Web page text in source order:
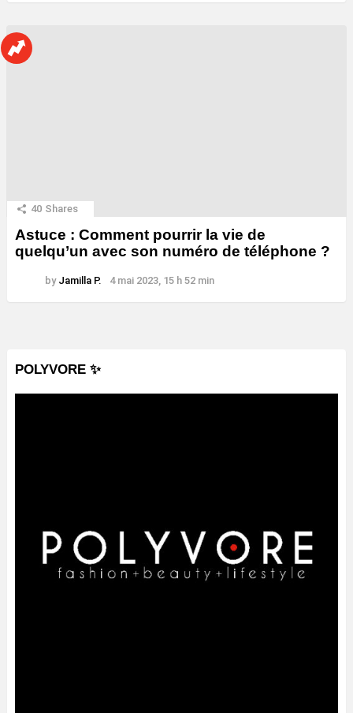
40 Shares
Astuce : Comment pourrir la vie de
quelqu’un avec son numéro de téléphone ?
by Jamilla P. 4 mai 2023, 15 h 52 min
POLYVORE ✨